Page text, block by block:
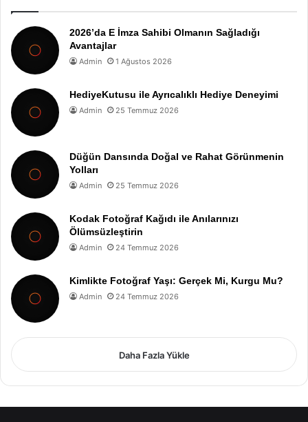
2026’da E İmza Sahibi Olmanın Sağladığı
Avantajlar
Admin 1 Ağustos 2026
HediyeKutusu ile Ayrıcalıklı Hediye Deneyimi
Admin 25 Temmuz 2026
Düğün Dansında Doğal ve Rahat Görünmenin
Yolları
Admin 25 Temmuz 2026
Kodak Fotoğraf Kağıdı ile Anılarınızı
Ölümsüzleştirin
Admin 24 Temmuz 2026
Kimlikte Fotoğraf Yaşı: Gerçek Mi, Kurgu Mu?
Admin 24 Temmuz 2026
Daha Fazla Yükle